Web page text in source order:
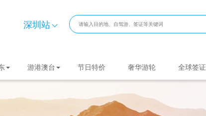
深圳站
游港澳台 节日特价 奢华游轮 全球签证